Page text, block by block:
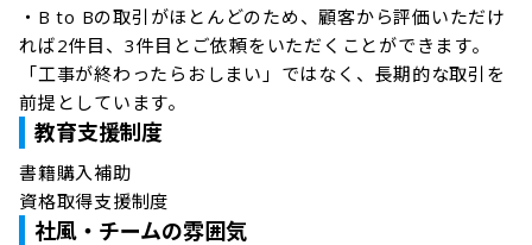
・B to Bの取引がほとんどのため、顧客から評価いただけ
れば2件目、3件目とご依頼をいただくことができます。
「工事が終わったらおしまい」ではなく、長期的な取引を
前提としています。
教育支援制度
書籍購入補助
資格取得支援制度
社風・チームの雰囲気